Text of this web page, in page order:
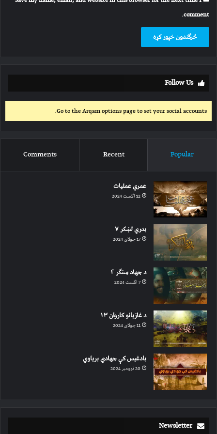
comment.
Follow Us
Go to the Arqam options page to set your social accounts.
Popular
Recent
Comments
عمري عملیات
12 اگست 2024
بدري لښکر ۷
17 جولای 2024
د جهاد سنګر ۲
7 اگست 2024
د غازیانو کاروان ۱۳
11 جولای 2024
بادغیس کې جهادي بریاوي
20 نوومبر 2024
Newsletter